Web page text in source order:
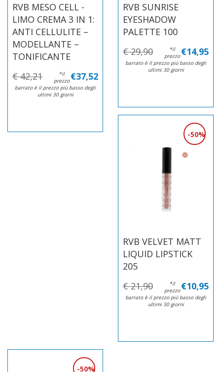
RVB MESO CELL -
LIMO CREMA 3 IN 1:
ANTI CELLULITE –
MODELLANTE –
TONIFICANTE
€ 42,21 €37,52
*il
prezzo
barrato è il prezzo più basso degli
ultimi 30 giorni
RVB SUNRISE
EYESHADOW
PALETTE 100
€ 29,90 €14,95
*il
prezzo
barrato è il prezzo più basso degli
ultimi 30 giorni
RVB VELVET MATT
LIQUID LIPSTICK
205
50%
€ 21,90 €10,95
*il
prezzo
barrato è il prezzo più basso degli
ultimi 30 giorni
50%